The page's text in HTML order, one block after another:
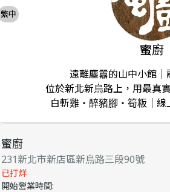
繁中
蜜廚
遠離塵囂的山中小館
位於新北新烏路上，用最真
白斬雞・醉豬腳・筍粄｜
蜜廚
231新北市新店區新烏路三段90號
已打烊
開始營業時間: